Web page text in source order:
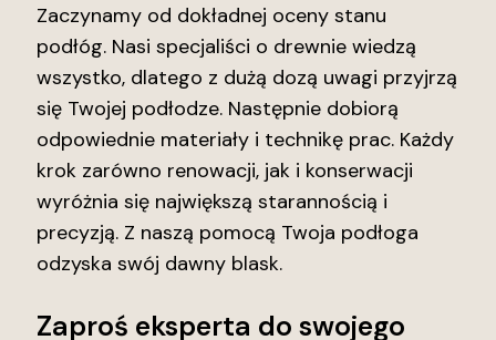
Zaczynamy od dokładnej oceny stanu
podłóg. Nasi specjaliści o drewnie wiedzą
wszystko, dlatego z dużą dozą uwagi przyjrzą
się Twojej podłodze. Następnie dobiorą
odpowiednie materiały i technikę prac. Każdy
krok zarówno renowacji, jak i konserwacji
wyróżnia się największą starannością i
precyzją. Z naszą pomocą Twoja podłoga
odzyska swój dawny blask.
Zaproś eksperta do swojego